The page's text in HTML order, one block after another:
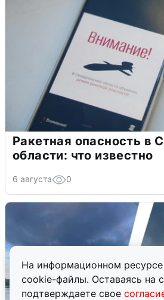
На информационном
cookie-файлы. Оставаясь на
подтверждаете свое
Ракетная опасность в
области: что известно
6 августа 0